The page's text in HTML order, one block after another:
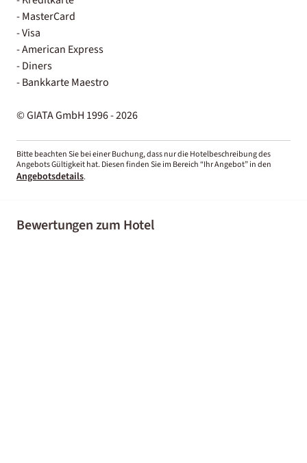
- MasterCard
- Visa
- American Express
- Diners
- Bankkarte Maestro
© GIATA GmbH 1996 - 2026
Bitte beachten Sie bei einer Buchung, dass nur die Hotelbeschreibung des
Angebots Gültigkeit hat. Diesen finden Sie im Bereich “Ihr Angebot” in den
Angebotsdetails.
Bewertungen zum Hotel